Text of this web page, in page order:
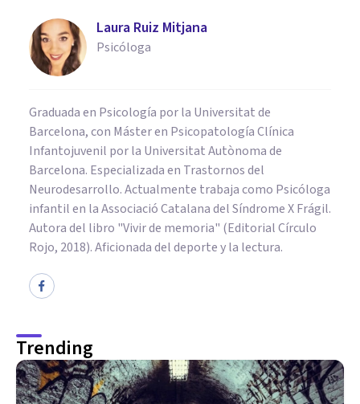
Laura Ruiz Mitjana
Psicóloga
Graduada en Psicología por la Universitat de
Barcelona, con Máster en Psicopatología Clínica
Infantojuvenil por la Universitat Autònoma de
Barcelona. Especializada en Trastornos del
Neurodesarrollo. Actualmente trabaja como Psicóloga
infantil en la Associació Catalana del Síndrome X Frágil.
Autora del libro "Vivir de memoria" (Editorial Círculo
Rojo, 2018). Aficionada del deporte y la lectura.
Trending